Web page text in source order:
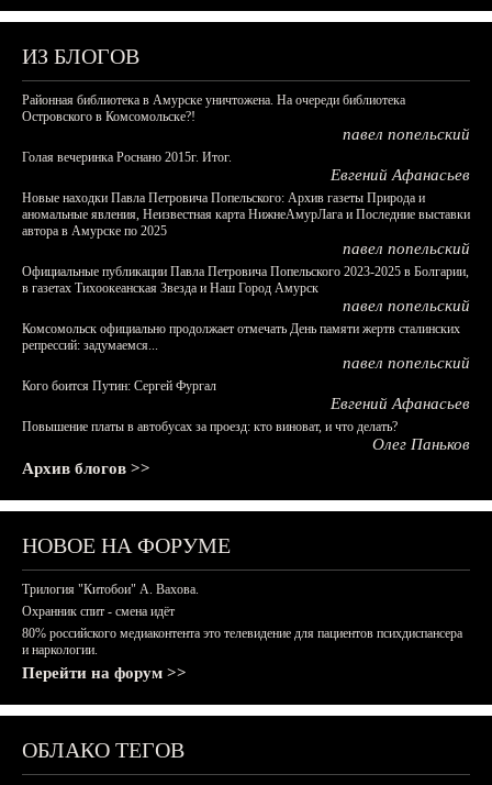
ИЗ БЛОГОВ
Районная библиотека в Амурске уничтожена. На очереди библиотека
Островского в Комсомольске?!
павел попельский
Голая вечеринка Роснано 2015г. Итог.
Евгений Афанасьев
Новые находки Павла Петровича Попельского: Архив газеты Природа и
аномальные явления, Неизвестная карта НижнеАмурЛага и Последние выставки
автора в Амурске по 2025
павел попельский
Официальные публикации Павла Петровича Попельского 2023-2025 в Болгарии,
в газетах Тихоокеанская Звезда и Наш Город Амурск
павел попельский
Комсомольск официально продолжает отмечать День памяти жертв сталинских
репрессий: задумаемся...
павел попельский
Кого боится Путин: Сергей Фургал
Евгений Афанасьев
Повышение платы в автобусах за проезд: кто виноват, и что делать?
Олег Паньков
Архив блогов >>
НОВОЕ НА ФОРУМЕ
Трилогия "Китобои" А. Вахова.
Охранник спит - смена идёт
80% российского медиаконтента это телевидение для пациентов психдиспансера
и наркологии.
Перейти на форум >>
ОБЛАКО ТЕГОВ